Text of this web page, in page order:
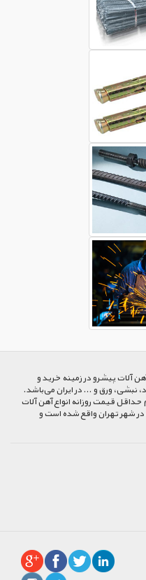
آلات پیشرو در زمینه خرید و
نبشی، ورق و ... در ایران می‌باشد.
قیمت روزانه انواع آهن آلات
شهر تهران واقع شده است و